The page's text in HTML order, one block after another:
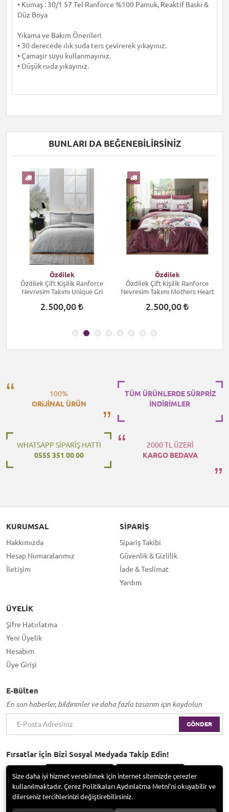
• Kumaş : 30/1 57 Tel Ranforce %100 Pamuk, Reaktif Baskı &
Düz Boya
Yıkama ve Bakım Önerileri
• 30 derecede ılık suda ters çevirerek yıkayınız.
• Çamaşır suyu kullanmayınız.
• Düşük ısıda yıkayınız.
BUNLARI DA BEĞENEBILIRSINIZ
Özdilek
Özdilek Çift Kişilik Ranforce
Nevresim Takımı Unique Gri
2.500,00
Özdilek
Özdilek Çift Kişilik Ranforce
Nevresim Takımı Mothers Heart
2.500,00
100%
ORiJİNAL ÜRÜN
TÜM ÜRÜNLERDE SÜRPRİZ
İNDİRİMLER
WHATSAPP SİPARİŞ HATTI
0555 351 00 00
2000 TL ÜZERİ
KARGO BEDAVA
KURUMSAL
Hakkımızda
Hesap Numaralarımız
İletişim
SIPARIŞ
Sipariş Takibi
Güvenlik & Gizlilik
İade & Teslimat
Yardım
ÜYELIK
Şifre Hatırlatma
Yeni Üyelik
Hesabım
Üye Girişi
E-Bülten
En son haberler, bildirimler ve daha fazla tasarım için kaydolun
GÖNDER
Fırsatlar için Bizi Sosyal Medyada Takip Edin!
Size daha iyi hizmet verebilmek için internet sitemizde çerezler
kullanılmaktadır. Çerez Politikaları Aydınlatma Metni’ni okuyabilir ve
dilerseniz tercihlerinizi değiştirebilirsiniz.